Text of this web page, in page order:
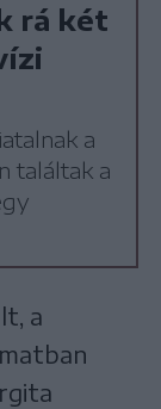
rá két
a
találtak a
a